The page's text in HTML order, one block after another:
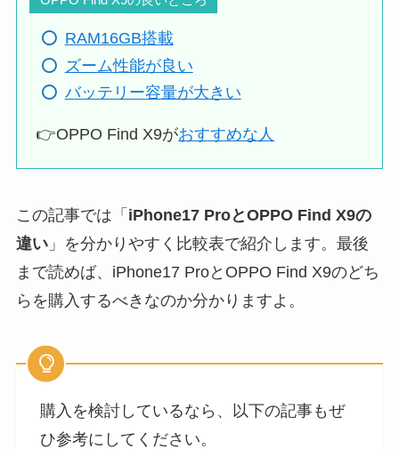
RAM16GB搭載
ズーム性能が良い
バッテリー容量が大きい
👉OPPO Find X9がおすすめな人
この記事では「 iPhone17 ProとOPPO Find X9の
違い」を分かりやすく比較表で紹介します。最後
まで読めば、iPhone17 ProとOPPO Find X9のどち
らを購入するべきなのか分かりますよ。
購入を検討しているなら、以下の記事もぜ
ひ参考にしてください。